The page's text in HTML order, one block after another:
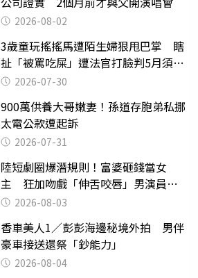
2026-08-02
3歲童玩搖搖馬遭陌生婦狠甩巴掌 瞎
扯「被罵吃屎」遭法官打臉判5月須入
監 2026-07-30
900萬供養大哥嫩妻！孫道存胞弟私挪
太電公款遭起訴
2026-07-31
陸短劇圈爆潛規則！富婆砸錢當女
主 狂加吻戲「伸舌咬唇」男演員崩
潰 2026-08-03
香車美人1／彭彭海邊秘境外拍 男伴
豪車接送還祭「鈔能力」
2026-08-04